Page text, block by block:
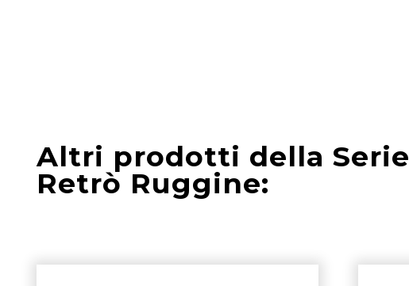
Altri prodotti della Serie
Retrò Ruggine: